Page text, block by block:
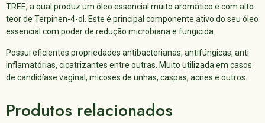
TREE, a qual produz um óleo essencial muito aromático e com alto
teor de Terpinen-4-ol. Este é principal componente ativo do seu óleo
essencial com poder de redução microbiana e fungicida.
Possui eficientes propriedades antibacterianas, antifúngicas, anti
inflamatórias, cicatrizantes entre outras. Muito utilizada em casos
de candidíase vaginal, micoses de unhas, caspas, acnes e outros.
Produtos relacionados